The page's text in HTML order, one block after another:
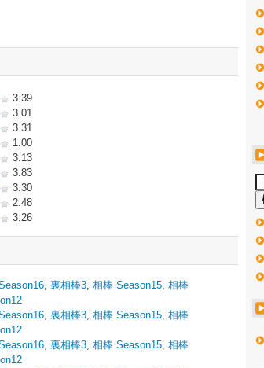
3.39
3.01
3.31
1.00
3.13
3.83
3.30
2.48
3.26
, 裏相棒3, 相棒 Season15, 相棒
, 裏相棒3, 相棒 Season15, 相棒
, 裏相棒3, 相棒 Season15, 相棒